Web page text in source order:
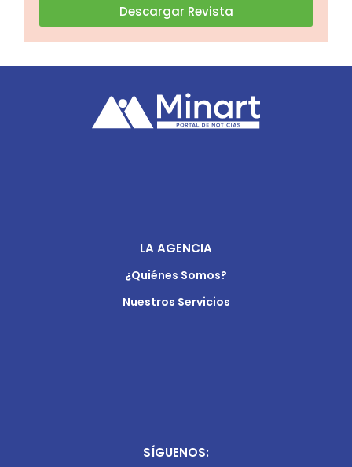
Descargar Revista
LA AGENCIA
¿Quiénes Somos?
Nuestros Servicios
SÍGUENOS: